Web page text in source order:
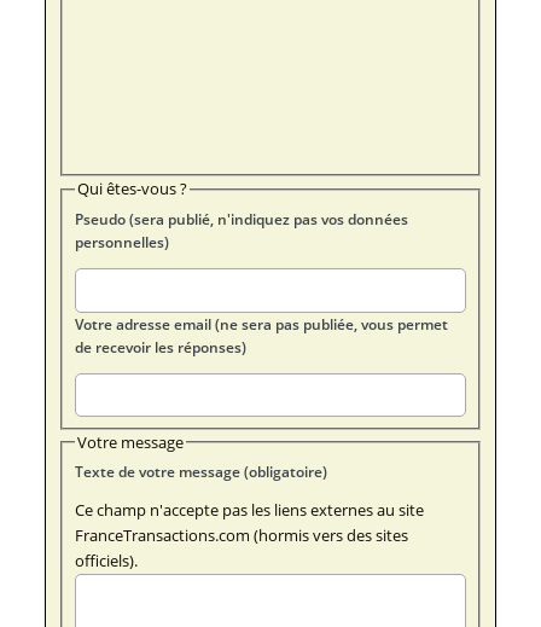
Qui êtes-vous ?
Pseudo (sera publié, n'indiquez pas vos données
personnelles)
Votre adresse email (ne sera pas publiée, vous permet
de recevoir les réponses)
Votre message
Texte de votre message (obligatoire)
Ce champ n'accepte pas les liens externes au site
FranceTransactions.com (hormis vers des sites
officiels).